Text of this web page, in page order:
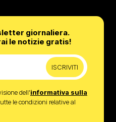
giornaliera.
le notizie gratis!
ISCRIVITI
dell’informativa sulla
le condizioni relative al